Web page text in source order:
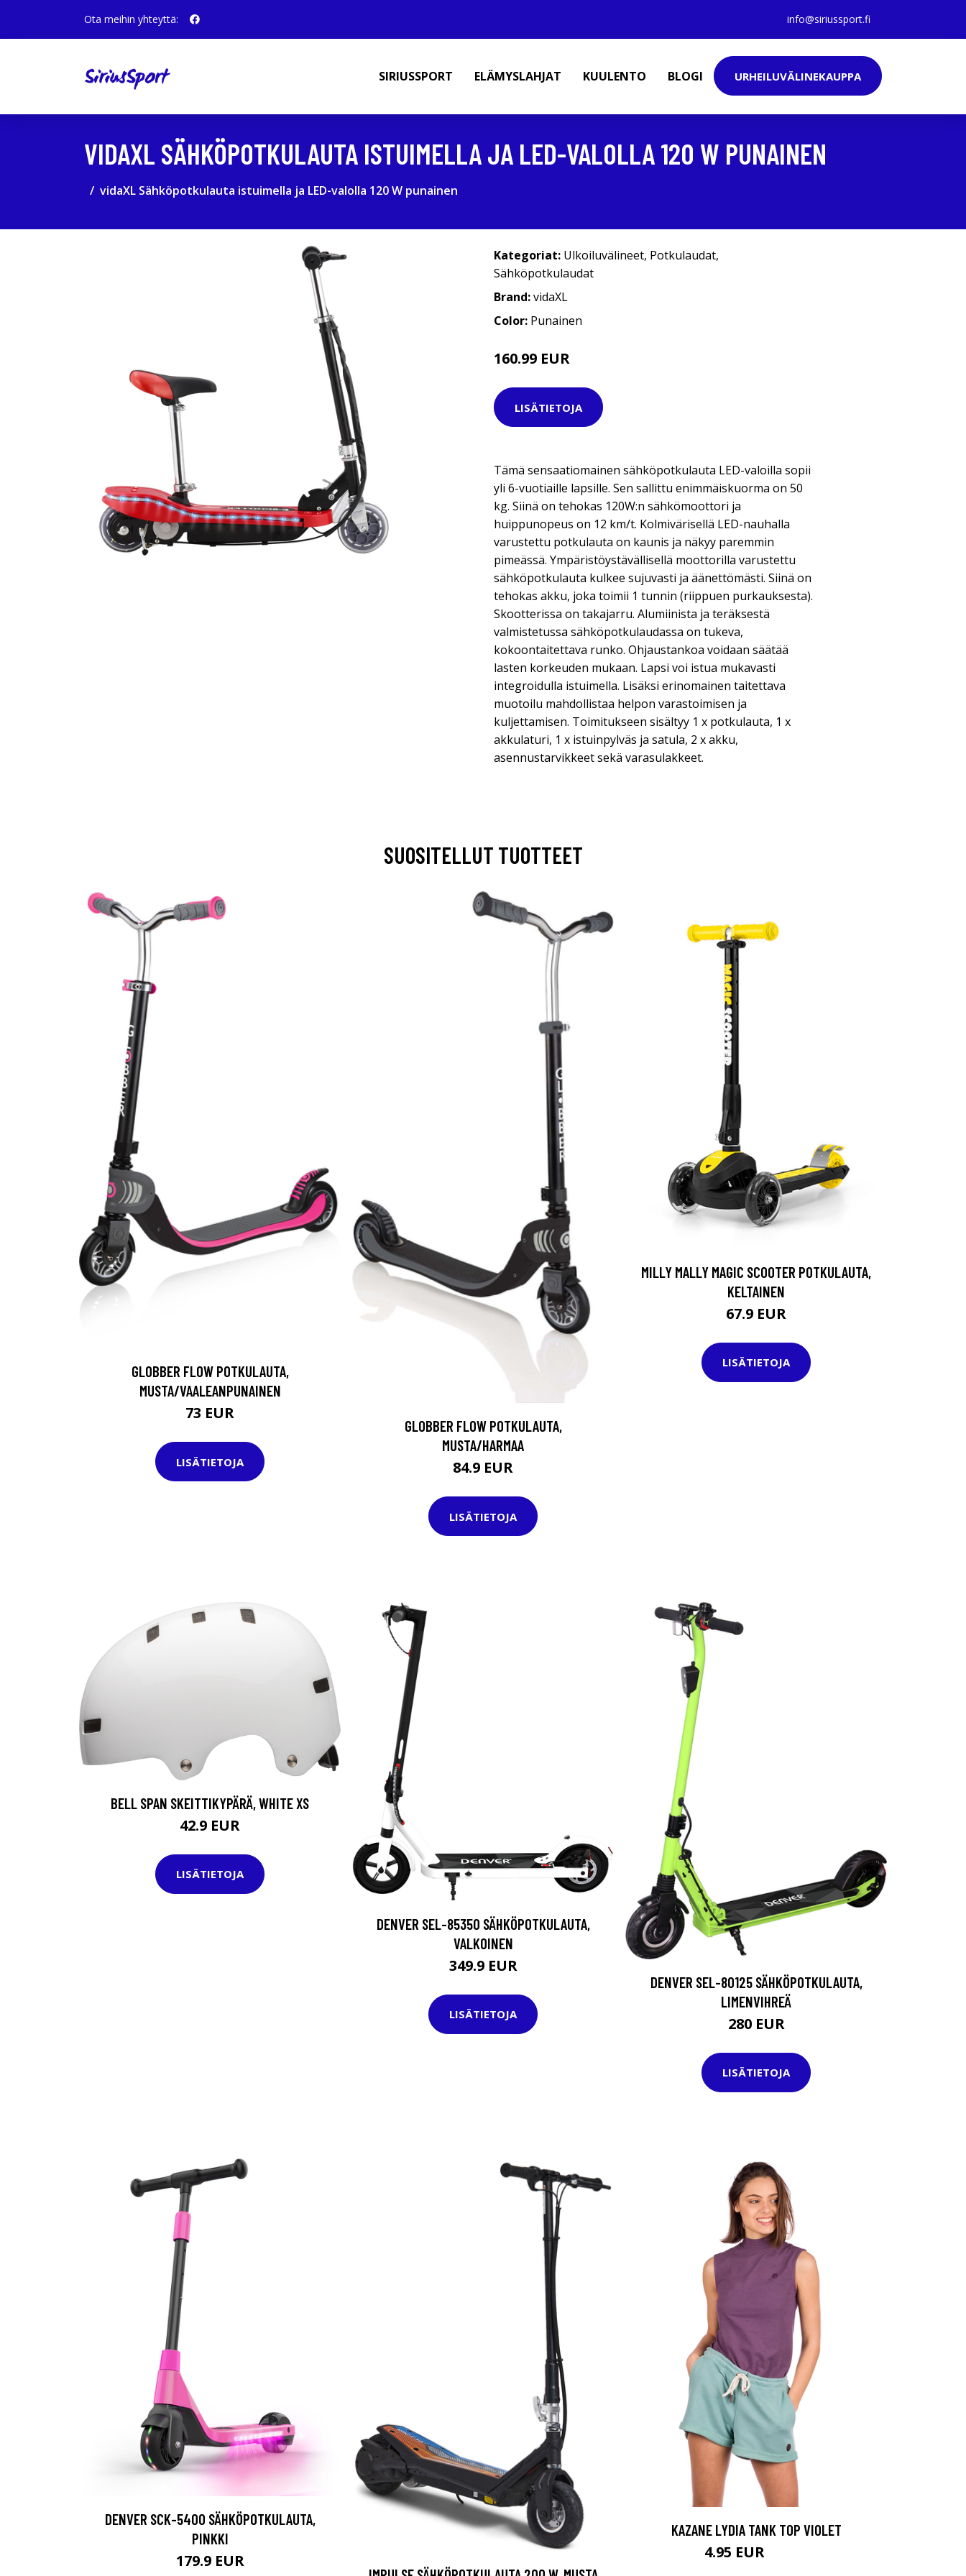
Ota meihin yhteyttä: info@siriussport.fi
SIRIUSSPORT ELÄMYSLAHJAT KUULENTO BLOGI URHEILUVÄLINEKAUPPA
VIDAXL SÄHKÖPOTKULAUTA ISTUIMELLA JA LED-VALOLLA 120 W PUNAINEN
vidaXL Sähköpotkulauta istuimella ja LED-valolla 120 W punainen
Kategoriat: Ulkoiluvälineet, Potkulaudat,
Sähköpotkulaudat
Brand:vidaXL
Color: Punainen
160.99 EUR
LISÄTIETOJA
Tämä sensaatiomainen sähköpotkulauta LED-valoilla sopii
yli 6-vuotiaille lapsille. Sen sallittu enimmäiskuorma on 50
kg. Siinä on tehokas 120W:n sähkömoottori ja
huippunopeus on 12 km/t. Kolmivärisellä LED-nauhalla
varustettu potkulauta on kaunis ja näkyy paremmin
pimeässä. Ympäristöystävällisellä moottorilla varustettu
sähköpotkulauta kulkee sujuvasti ja äänettömästi. Siinä on
tehokas akku, joka toimii 1 tunnin (riippuen purkauksesta).
Skootterissa on takajarru. Alumiinista ja teräksestä
valmistetussa sähköpotkulaudassa on tukeva,
kokoontaitettava runko. Ohjaustankoa voidaan säätää
lasten korkeuden mukaan. Lapsi voi istua mukavasti
integroidulla istuimella. Lisäksi erinomainen taitettava
muotoilu mahdollistaa helpon varastoimisen ja
kuljettamisen. Toimitukseen sisältyy 1 x potkulauta, 1 x
akkulaturi, 1 x istuinpylväs ja satula, 2 x akku,
asennustarvikkeet sekä varasulakkeet.
SUOSITELLUT TUOTTEET
GLOBBER FLOW POTKULAUTA,
MUSTA/VAALEANPUNAINEN
73 EUR
LISÄTIETOJA
GLOBBER FLOW POTKULAUTA,
MUSTA/HARMAA
84.9 EUR
LISÄTIETOJA
MILLY MALLY MAGIC SCOOTER POTKULAUTA,
KELTAINEN
67.9 EUR
LISÄTIETOJA
BELL SPAN SKEITTIKYPÄRÄ, WHITE XS
42.9 EUR
LISÄTIETOJA
DENVER SEL-85350 SÄHKÖPOTKULAUTA,
VALKOINEN
349.9 EUR
LISÄTIETOJA
DENVER SEL-80125 SÄHKÖPOTKULAUTA,
LIMENVIHREÄ
280 EUR
LISÄTIETOJA
DENVER SCK-5400 SÄHKÖPOTKULAUTA,
PINKKI
179.9 EUR
KAZANE LYDIA TANK TOP VIOLET
4.95 EUR